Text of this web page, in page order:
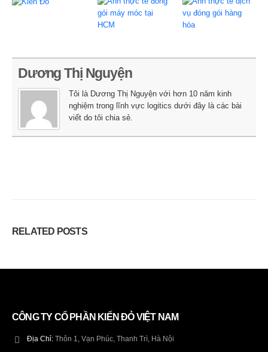
Dương Thị Nguyện
Tôi là Dương Thị Nguyện với hơn 10 năm kinh
nghiệm trong lĩnh vực logitics dưới đây là các bài
viết do tôi chia sẻ.
RELATED POSTS
CÔNG TY CỔ PHẦN KIẾN ĐỎ VIỆT NAM
Địa Chỉ: Thôn 1, Vạn Phúc, Thanh Trì, Hà Nội